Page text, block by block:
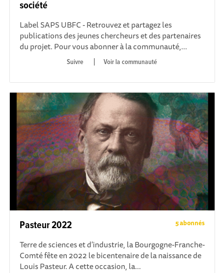
société
Label SAPS UBFC - Retrouvez et partagez les
publications des jeunes chercheurs et des partenaires
du projet. Pour vous abonner à la communauté,...
|
Voir la communauté
5 abonnés
Pasteur 2022
Terre de sciences et d’industrie, la Bourgogne-Franche-
Comté fête en 2022 le bicentenaire de la naissance de
Louis Pasteur. A cette occasion, la...